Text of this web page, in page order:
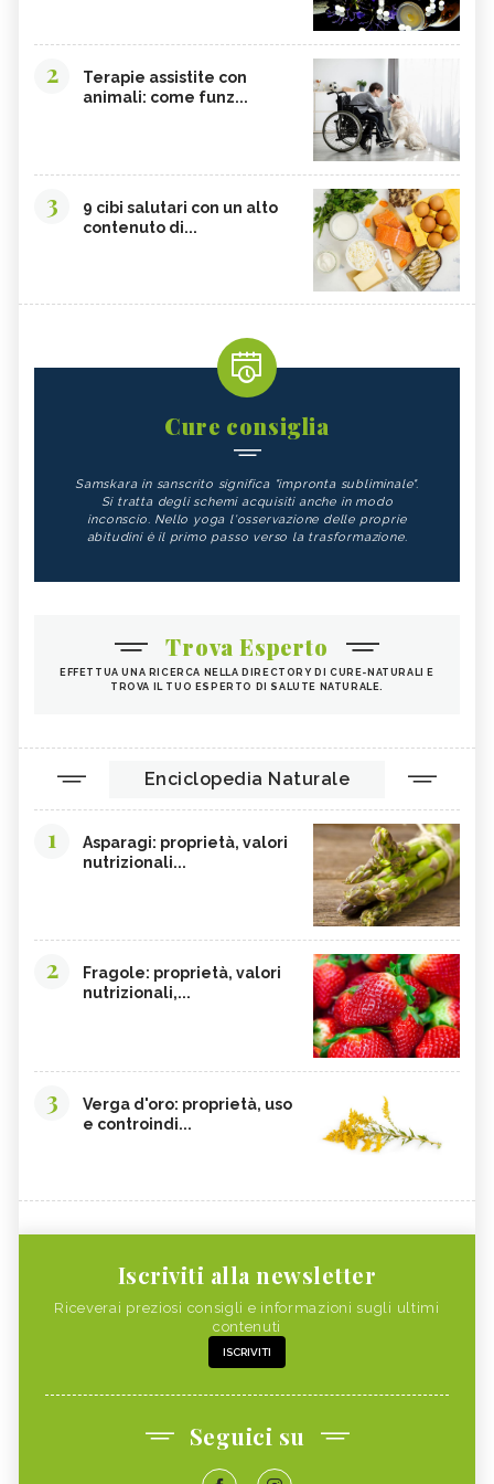
2
Terapie assistite con
animali: come funz...
3
9 cibi salutari con un alto
contenuto di...
Cure consiglia
Samskara in sanscrito significa "impronta subliminale".
Si tratta degli schemi acquisiti anche in modo
inconscio. Nello yoga l'osservazione delle proprie
abitudini è il primo passo verso la trasformazione.
Trova Esperto
EFFETTUA UNA RICERCA NELLA DIRECTORY DI CURE-NATURALI E
TROVA IL TUO ESPERTO DI SALUTE NATURALE.
Enciclopedia Naturale
1
Asparagi: proprietà, valori
nutrizionali...
2
Fragole: proprietà, valori
nutrizionali,...
3
Verga d'oro: proprietà, uso
e controindi...
Iscriviti alla newsletter
Riceverai preziosi consigli e informazioni sugli ultimi
contenuti
ISCRIVITI
Seguici su